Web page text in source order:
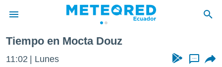
de
Tiempo en Mocta Douz
11:02 Lunes ...